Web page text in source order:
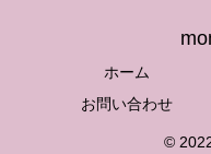
ホーム
お問い合わせ
©